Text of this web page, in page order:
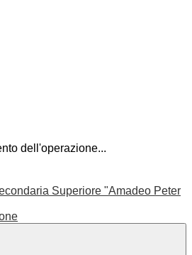
dell'operazione...